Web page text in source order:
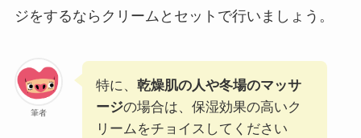
ジをするならクリームとセットで行いましょう。
筆者
特に、 乾燥肌の人や冬場のマッサ
ージの場合は、保湿効果の高いク
リームをチョイスしてください